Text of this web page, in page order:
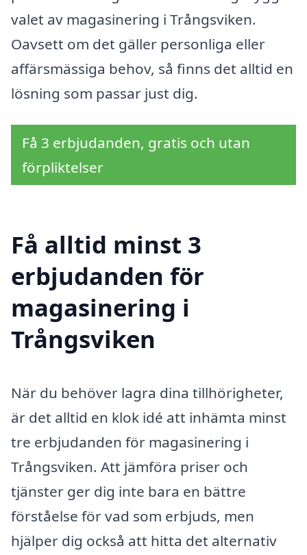
valet av magasinering i Trångsviken.
Oavsett om det gäller personliga eller
affärsmässiga behov, så finns det alltid en
lösning som passar just dig.
Få 3 erbjudanden, gratis och utan
förpliktelser
Få alltid minst 3
erbjudanden för
magasinering i
Trångsviken
När du behöver lagra dina tillhörigheter,
är det alltid en klok idé att inhämta minst
tre erbjudanden för magasinering i
Trångsviken. Att jämföra priser och
tjänster ger dig inte bara en bättre
förståelse för vad som erbjuds, men
hjälper dig också att hitta det alternativ